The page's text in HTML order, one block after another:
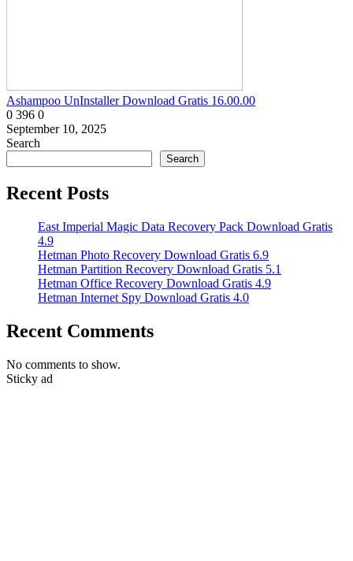
Ashampoo UnInstaller Download Gratis 16.00.00
0 396 0
September 10, 2025
Search
Search
Recent Posts
East Imperial Magic Data Recovery Pack Download Gratis
4.9
Hetman Photo Recovery Download Gratis 6.9
Hetman Partition Recovery Download Gratis 5.1
Hetman Office Recovery Download Gratis 4.9
Hetman Internet Spy Download Gratis 4.0
Recent Comments
No comments to show.
Sticky ad